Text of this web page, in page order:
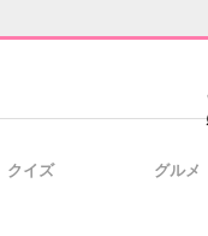
クイズ グルメ